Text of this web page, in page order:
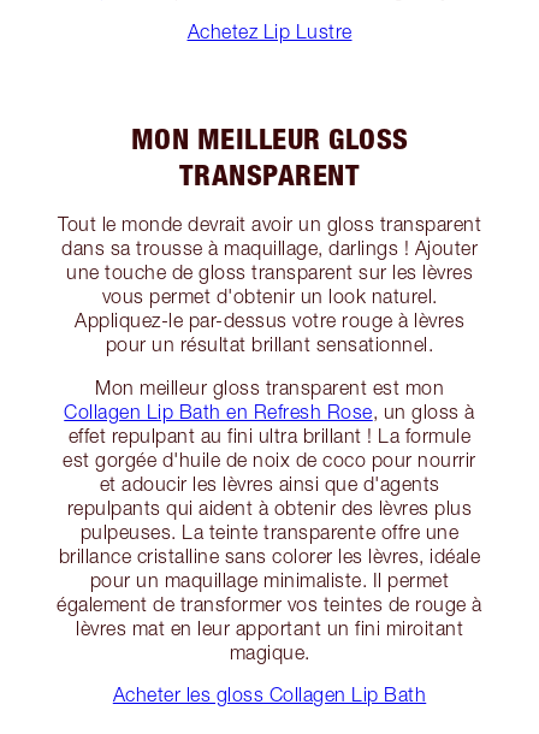
Achetez Lip Lustre
MON MEILLEUR GLOSS
TRANSPARENT
Tout le monde devrait avoir un gloss transparent
dans sa trousse à maquillage, darlings ! Ajouter
une touche de gloss transparent sur les lèvres
vous permet d'obtenir un look naturel.
Appliquez-le par-dessus votre rouge à lèvres
pour un résultat brillant sensationnel.
Mon meilleur gloss transparent est mon
Collagen Lip Bath en Refresh Rose, un gloss à
effet repulpant au fini ultra brillant ! La formule
est gorgée d'huile de noix de coco pour nourrir
et adoucir les lèvres ainsi que d'agents
repulpants qui aident à obtenir des lèvres plus
pulpeuses. La teinte transparente offre une
brillance cristalline sans colorer les lèvres, idéale
pour un maquillage minimaliste. Il permet
également de transformer vos teintes de rouge à
lèvres mat en leur apportant un fini miroitant
magique.
Acheter les gloss Collagen Lip Bath